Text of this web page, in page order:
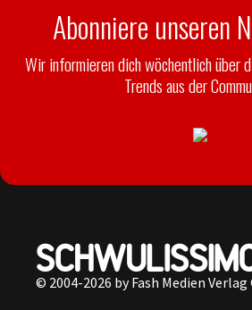
Abonniere unseren
Wir informieren dich wöchentlich über
Trends aus der
© 2004-2026 by Fash Medien Verlag